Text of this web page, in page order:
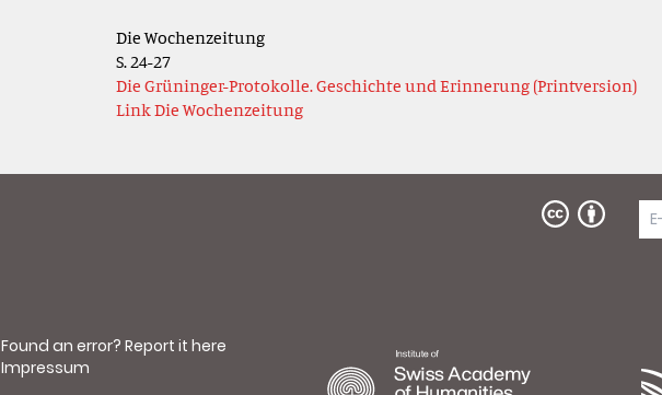
Die Wochenzeitung
S. 24-27
Die Grüninger-Protokolle. Geschichte und Erinnerung (Printversion)
Link Die Wochenzeitung
Found an error?Report it here
Impressum